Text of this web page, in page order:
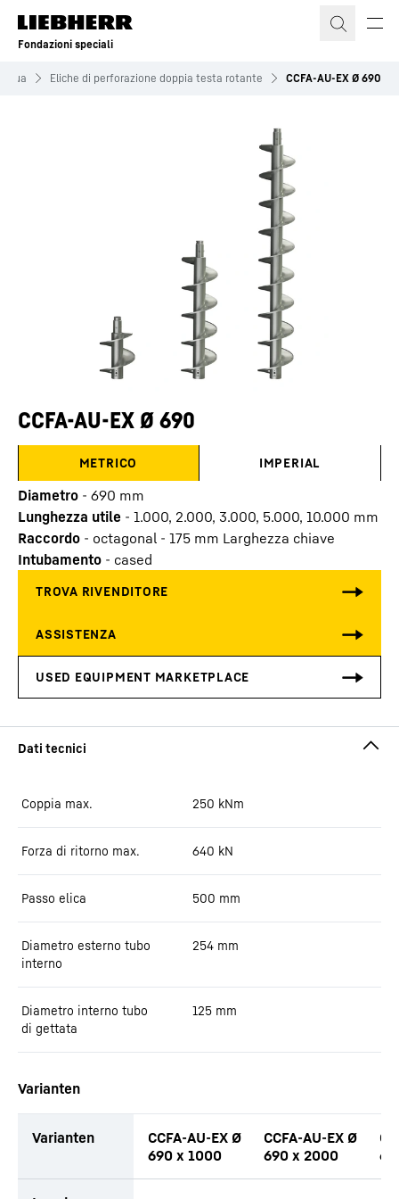
Fondazioni speciali
Eliche di perforazione doppia testa rotante CCFA-AU-EX Ø 690
CCFA-AU-EX Ø 690
METRICO IMPERIAL
Diametro - 690 mm
Lunghezza utile - 1.000, 2.000, 3.000, 5.000, 10.000 mm
Raccordo - octagonal - 175 mm Larghezza chiave
Intubamento - cased
Coppia max. 250 kNm
Forza di ritorno max. 640 kN
Passo elica 500 mm
Diametro esterno tubo
interno
254 mm
Diametro interno tubo
di gettata
125 mm
Varianten
Varianten
CCFA-AU-EX Ø
690 x 1000
CCFA-AU-EX Ø
690 x 2000